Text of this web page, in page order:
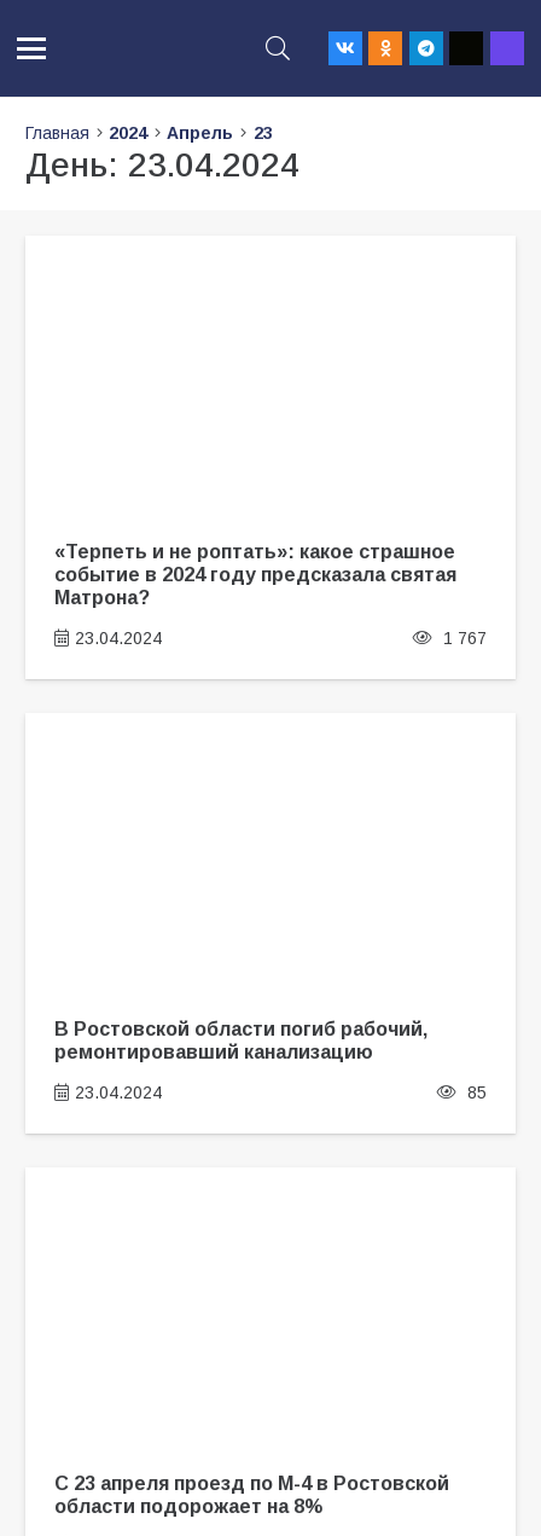
Главная 2024 Апрель 23
День: 23.04.2024
«Терпеть и не роптать»: какое страшное
событие в 2024 году предсказала святая
Матрона?
23.04.2024 1 767
В Ростовской области погиб рабочий,
ремонтировавший канализацию
23.04.2024 85
С 23 апреля проезд по М-4 в Ростовской
области подорожает на 8%